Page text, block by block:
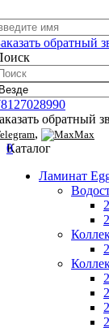
обратный
обратный
, Max
0
Каталог
Ламинат